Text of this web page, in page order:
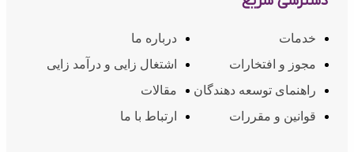
خدمات
درباره ما
مجوز و افتخارات
اشتغال زایی و درآمد زایی
راهنمای توسعه دهندگان
مقالات
قوانین و مقررات
ارتباط با ما